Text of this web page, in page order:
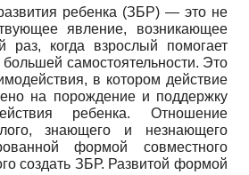
ребенка (ЗБР) — это не
явление, возникающее
раз, когда взрослый помогает
большей самостоятельности. Это
в котором действие
на порождение и поддержку
ребенка. Отношение
знающего и незнающего
формой совместного
создать ЗБР. Развитой формой